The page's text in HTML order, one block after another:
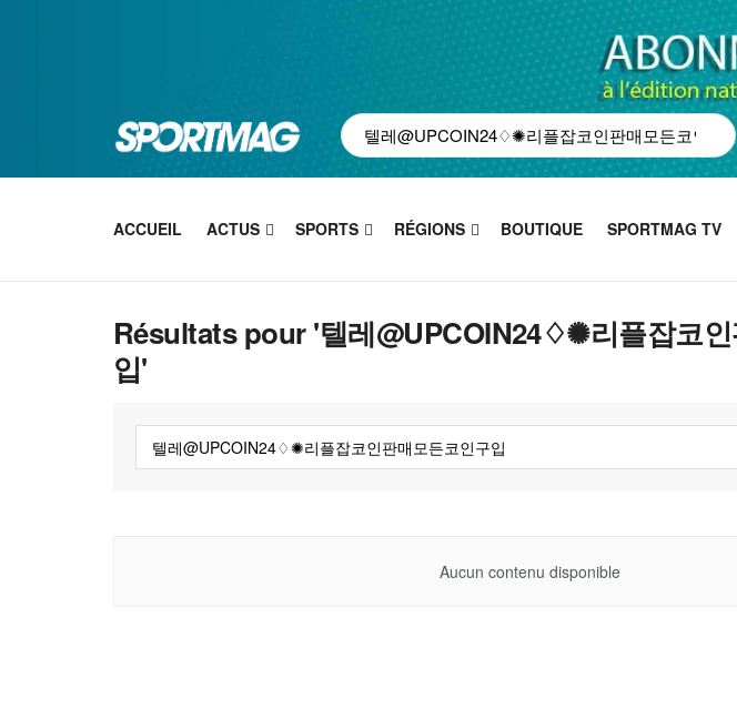
ACCUEIL ACTUS SPORTS RÉGIONS BOUTIQUE SPORTMAG TV
Résultats pour '텔레@UPCOIN24♢✺리플잡코
입'
Aucun contenu disponible